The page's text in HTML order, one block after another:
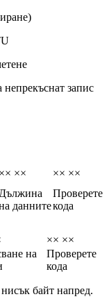
непрекъснат запис
×× ×× ×× ××
Дължина
данните
Проверете
кода
×× ××
на
Проверете
кода
байт напред.